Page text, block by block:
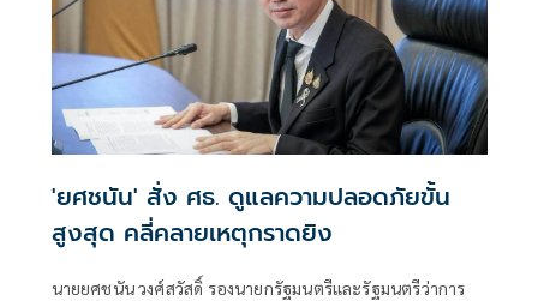
'ยศชนัน' สั่ง ศธ. ดูแลความปลอดภัยขั้น
สูงสุด คลี่คลายเหตุกราดยิง
นายยศชนัน วงศ์สวัสดิ์ รองนายกรัฐมนตรีและรัฐมนตรีว่าการ